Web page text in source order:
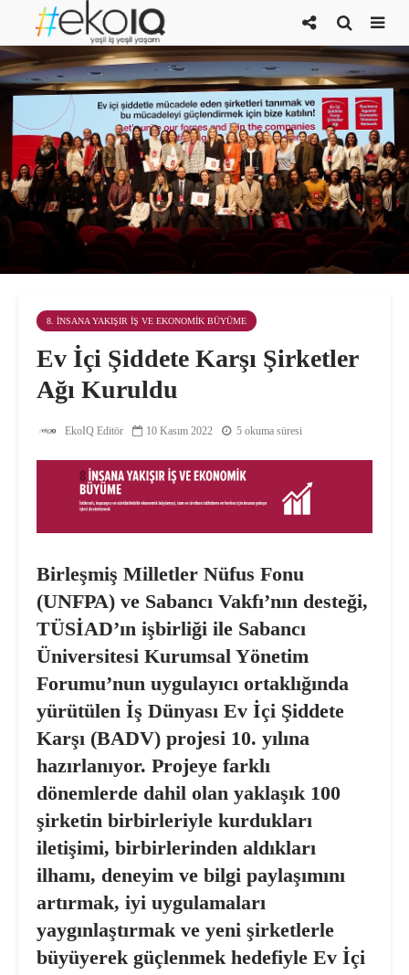
8. İNSANA YAKIŞIR İŞ VE EKONOMIK BÜYÜME
Ev İçi Şiddete Karşı Şirketler
Ağı Kuruldu
EkoIQ Editör 10 Kasım 2022 5 okuma süresi
Birleşmiş Milletler Nüfus Fonu
(UNFPA) ve Sabancı Vakfı’nın desteği,
TÜSİAD’ın işbirliği ile Sabancı
Üniversitesi Kurumsal Yönetim
Forumu’nun uygulayıcı ortaklığında
yürütülen İş Dünyası Ev İçi Şiddete
Karşı (BADV) projesi 10. yılına
hazırlanıyor. Projeye farklı
dönemlerde dahil olan yaklaşık 100
şirketin birbirleriyle kurdukları
iletişimi, birbirlerinden aldıkları
ilhamı, deneyim ve bilgi paylaşımını
artırmak, iyi uygulamaları
yaygınlaştırmak ve yeni şirketlerle
büyüyerek güçlenmek hedefiyle Ev İçi